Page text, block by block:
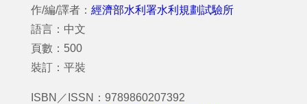
作/編/譯者： 經濟部水利署水利規劃試驗所
語言：中文
頁數：500
裝訂：平裝
ISBN／ISSN：9789860207392